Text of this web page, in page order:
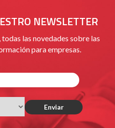
NEWSLETTER
todas las novedades sobre las
para empresas.